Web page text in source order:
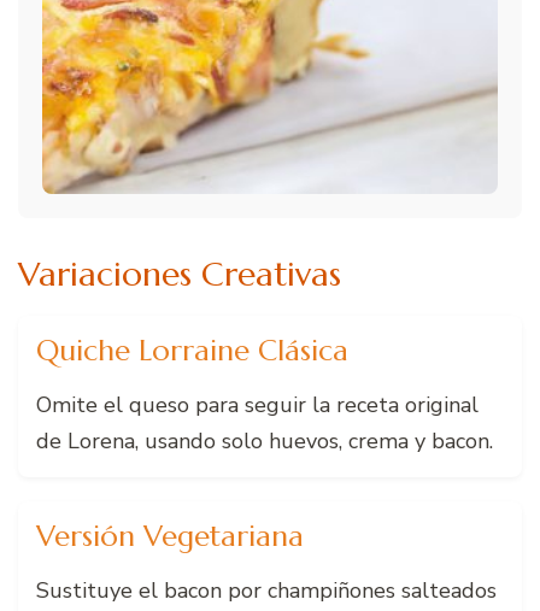
Variaciones Creativas
Quiche Lorraine Clásica
Omite el queso para seguir la receta original
de Lorena, usando solo huevos, crema y bacon.
Versión Vegetariana
Sustituye el bacon por champiñones salteados